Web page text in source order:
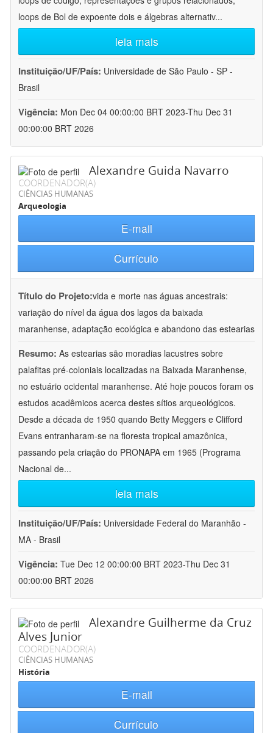
loops de Bol de expoente dois e álgebras alternativ...
leia mais
Instituição/UF/País: Universidade de São Paulo - SP -
Brasil
Vigência: Mon Dec 04 00:00:00 BRT 2023-Thu Dec 31
00:00:00 BRT 2026
Alexandre Guida Navarro
COORDENADOR(A)
CIÊNCIAS HUMANAS
Arqueologia
E-mail
Currículo
Título do Projeto:vida e morte nas águas ancestrais:
variação do nível da água dos lagos da baixada
maranhense, adaptação ecológica e abandono das estearias
Resumo: As estearias são moradias lacustres sobre
palafitas pré-coloniais localizadas na Baixada Maranhense,
no estuário ocidental maranhense. Até hoje poucos foram os
estudos acadêmicos acerca destes sítios arqueológicos.
Desde a década de 1950 quando Betty Meggers e Clifford
Evans entranharam-se na floresta tropical amazônica,
passando pela criação do PRONAPA em 1965 (Programa
Nacional de...
leia mais
Instituição/UF/País: Universidade Federal do Maranhão -
MA - Brasil
Vigência: Tue Dec 12 00:00:00 BRT 2023-Thu Dec 31
00:00:00 BRT 2026
Alexandre Guilherme da Cruz
Alves Junior
COORDENADOR(A)
CIÊNCIAS HUMANAS
História
E-mail
Currículo